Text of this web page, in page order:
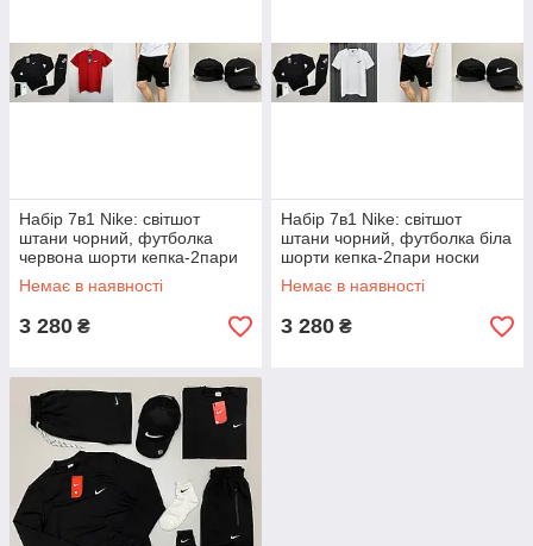
Набір 7в1 Nike: світшот
штани чорний, футболка
червона шорти кепка-2пари
носки
Немає в наявності
3 280 ₴
Набір 7в1 Nike: світшот
штани чорний, футболка біла
шорти кепка-2пари носки
Немає в наявності
3 280 ₴